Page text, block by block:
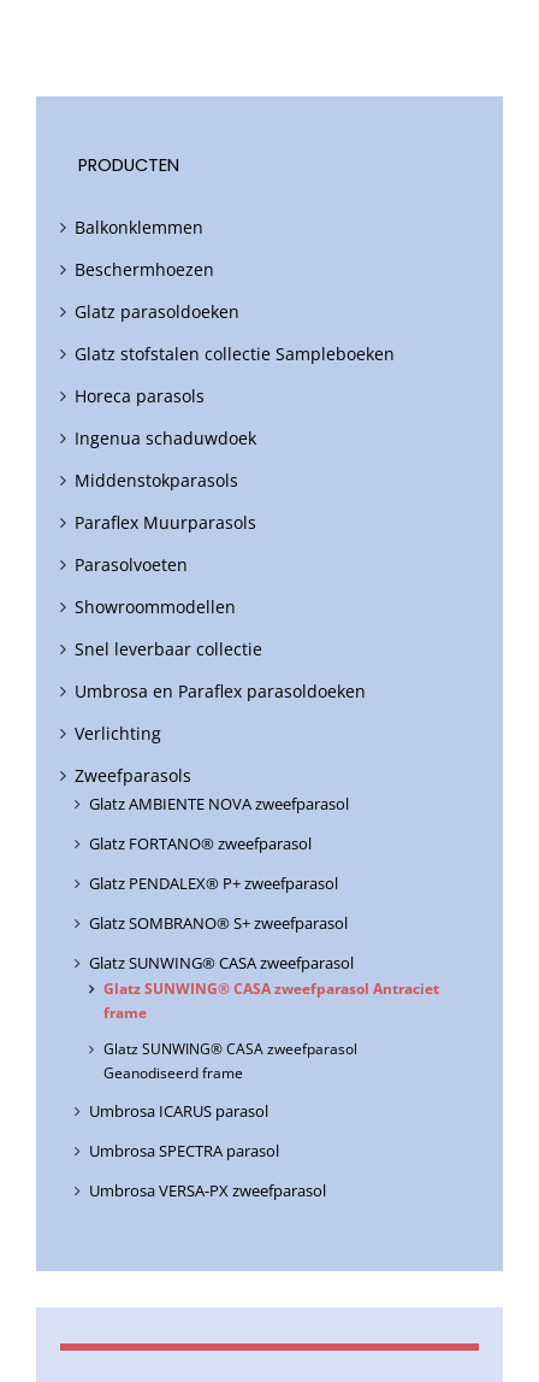
PRODUCTEN
Balkonklemmen
Beschermhoezen
Glatz parasoldoeken
Glatz stofstalen collectie Sampleboeken
Horeca parasols
Ingenua schaduwdoek
Middenstokparasols
Paraflex Muurparasols
Parasolvoeten
Showroommodellen
Snel leverbaar collectie
Umbrosa en Paraflex parasoldoeken
Verlichting
Zweefparasols
Glatz AMBIENTE NOVA zweefparasol
Glatz FORTANO® zweefparasol
Glatz PENDALEX® P+ zweefparasol
Glatz SOMBRANO® S+ zweefparasol
Glatz SUNWING® CASA zweefparasol
Glatz SUNWING® CASA zweefparasol Antraciet
frame
Glatz SUNWING® CASA zweefparasol
Geanodiseerd frame
Umbrosa ICARUS parasol
Umbrosa SPECTRA parasol
Umbrosa VERSA-PX zweefparasol